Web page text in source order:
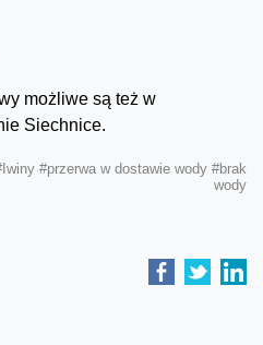
możliwe są też w
Siechnice.
#przerwa w dostawie wody #brak
wody